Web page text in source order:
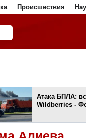
Происшествия
Атака БПЛА:
Wildberries -